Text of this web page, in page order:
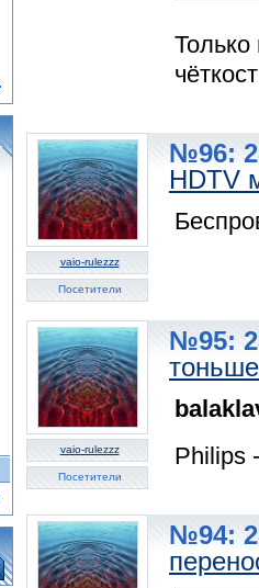
vaio-rulezzz
Посетители
№96:
HDTV
vaio-rulezzz
Посетители
№95:
тоньше
Philips
№94: